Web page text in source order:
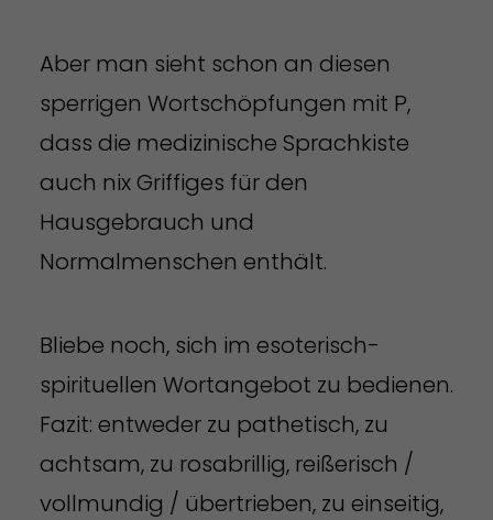
Aber man sieht schon an diesen
sperrigen Wortschöpfungen mit P,
dass die medizinische Sprachkiste
auch nix Griffiges für den
Hausgebrauch und
Normalmenschen enthält.
Bliebe noch, sich im esoterisch-
spirituellen Wortangebot zu bedienen.
Fazit: entweder zu pathetisch, zu
achtsam, zu rosabrillig, reißerisch /
vollmundig / übertrieben, zu einseitig,